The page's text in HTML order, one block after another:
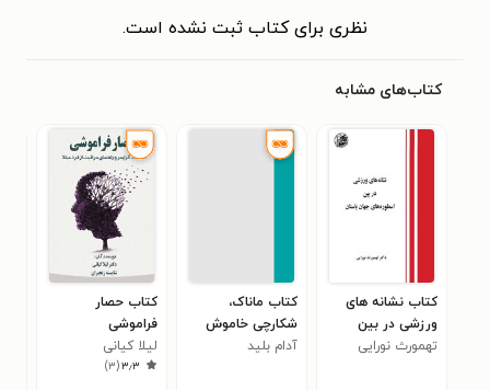
نظری برای کتاب ثبت نشده است.
کتاب‌های مشابه
کتاب نشانه های
ورزشی در بین
اسطوره های جهان
تهمورث نورایی
کتاب ماناک،
شکارچی خاموش
(چهارگانه‌ی اول
آدام بلید
کتاب حصار
فراموشی
لیلا کیانی
۳٫۳(۳)